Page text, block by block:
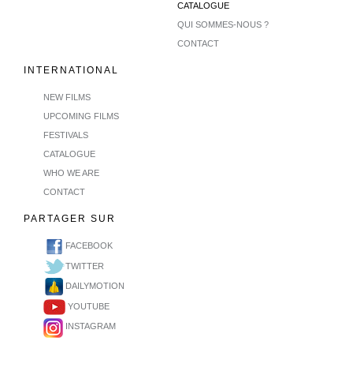
CATALOGUE
QUI SOMMES-NOUS ?
CONTACT
INTERNATIONAL
NEW FILMS
UPCOMING FILMS
FESTIVALS
CATALOGUE
WHO WE ARE
CONTACT
PARTAGER SUR
FACEBOOK
TWITTER
DAILYMOTION
YOUTUBE
INSTAGRAM